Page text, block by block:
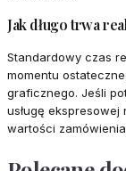
Jak długo trwa
Standardowy czas
momentu
graficznego. Jeśli
usługę
wartości